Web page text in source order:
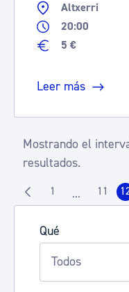
Qué
Altxerri
20:00
5 €
Leer más
Mostrando el
resultados.
Página
1 ...Páginas
11